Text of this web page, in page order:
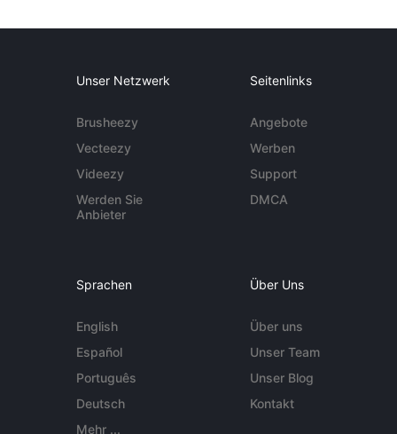
Unser Netzwerk
Brusheezy
Vecteezy
Videezy
Werden Sie
Anbieter
Seitenlinks
Angebote
Werben
Support
DMCA
Sprachen
English
Español
Português
Deutsch
Mehr ...
Über Uns
Über uns
Unser Team
Unser Blog
Kontakt